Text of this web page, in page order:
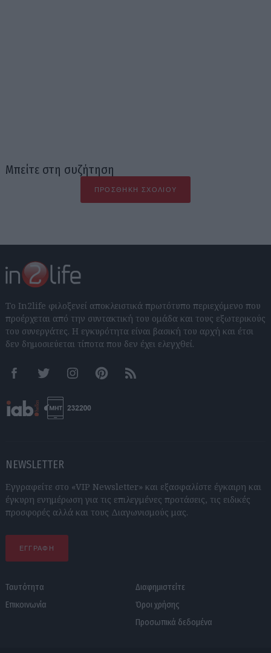
Μπείτε στη συζήτηση
ΠΡΟΣΘΉΚΗ ΣΧΟΛΊΟΥ
Το In2life φιλοξενεί αποκλειστικά πρωτότυπο περιεχόμενο που
προέρχεται από την συντακτική του ομάδα και τους εξωτερικούς
του συνεργάτες. Η εγκυρότητα είναι βασική του αρχή και έτσι
δεν δημοσιεύεται τίποτα που δεν έχει ελεγχθεί.
FacebookTwitter InstagramPinterestRSS feeds
NEWSLETTER
Εγγραφείτε στο «VIP Newsletter» και εξασφαλίστε έγκαιρη και
έγκυρη ενημέρωση για τις επιλεγμένες προτάσεις, τις ειδικές
προσφορές αλλά και τους Διαγωνισμούς μας.
ΕΓΓΡΑΦΗ
Ταυτότητα
Επικοινωνία
Διαφημιστείτε
Όροι χρήσης
Προσωπικά δεδομένα